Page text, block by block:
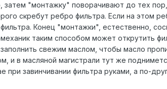
затем "монтажку" поворачивают до тех
скребут ребро фильтра. Если на этом
Конец "монтажки", естественно,
таким способом может открутить
свежим маслом, чтобы масло
и в масляной магистрали тут же
при завинчивании фильтра руками, а по-